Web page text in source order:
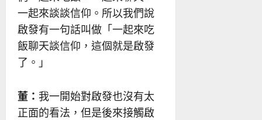
一起來談談信仰。所以我們說
啟發有一句話叫做「一起來吃
飯聊天談信仰，這個就是啟發
了。」
董： 我一開始對啟發也沒有太
正面的看法，但是後來接觸啟